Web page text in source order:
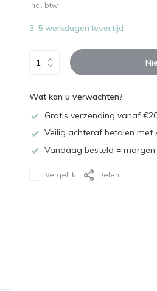
Incl. btw
3-5 werkdagen levertijd
Wat kan u verwachten?
Gratis verzending vanaf
Veilig achteraf betalen met
Vandaag besteld = morgen
Vergelijk Delen